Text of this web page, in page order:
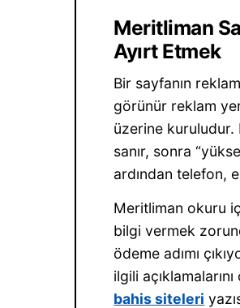
Meritliman
Ayırt Etmek
Bir sayfanın
görünür reklam
üzerine kuruludur.
sanır, sonra
ardından telefon,
Meritliman okuru
bilgi vermek
ödeme adımı
ilgili
bahis siteleri